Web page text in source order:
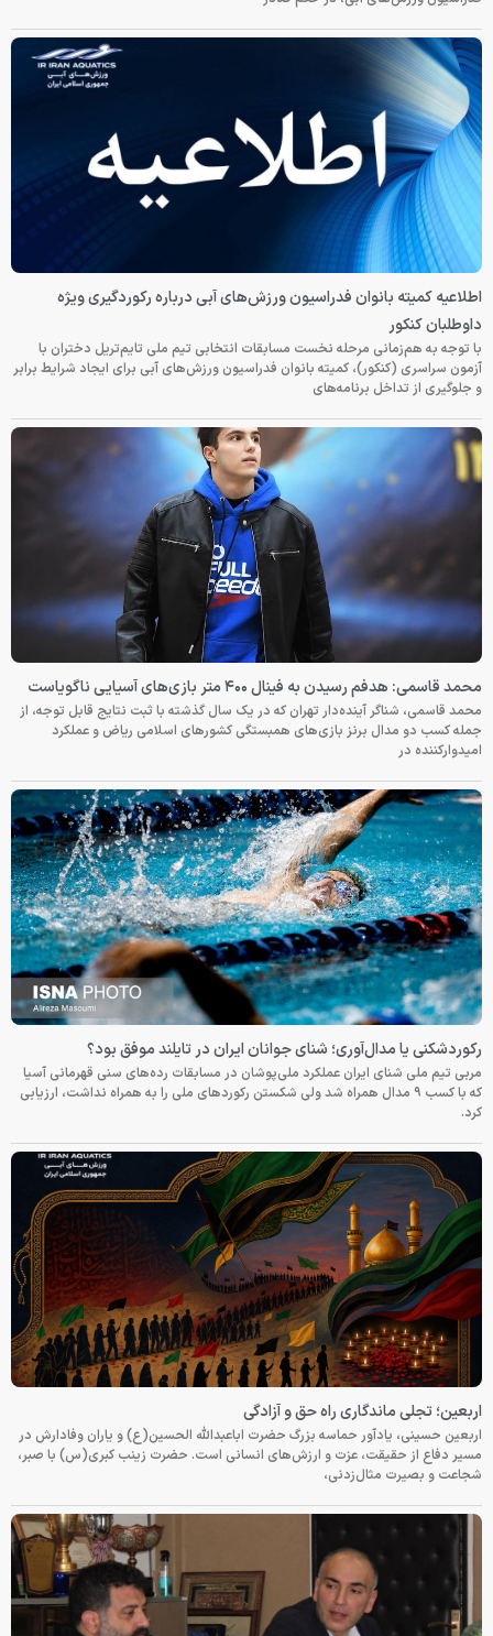
اطلاعیه کمیته بانوان فدراسیون ورزش‌های آبی درباره رکوردگیری ویژه
داوطلبان کنکور
با توجه به هم‌زمانی مرحله نخست مسابقات انتخابی تیم ملی تایم‌تریل دختران با
آزمون سراسری (کنکور)، کمیته بانوان فدراسیون ورزش‌های آبی برای ایجاد شرایط برابر
و جلوگیری از تداخل برنامه‌های
محمد قاسمی: هدفم رسیدن به فینال ۴۰۰ متر بازی‌های آسیایی ناگویاست
محمد قاسمی، شناگر آینده‌دار تهران که در یک سال گذشته با ثبت نتایج قابل توجه، از
جمله کسب دو مدال برنز بازی‌های همبستگی کشورهای اسلامی ریاض و عملکرد
امیدوارکننده در
رکوردشکنی یا مدال‌آوری؛ شنای جوانان ایران در تایلند موفق بود؟
مربی تیم ملی شنای ایران عملکرد ملی‌پوشان در مسابقات رده‌های سنی قهرمانی آسیا
که با کسب ۹ مدال همراه شد ولی شکستن رکوردهای ملی را به همراه نداشت، ارزیابی
کرد.
اربعین؛ تجلی ماندگاری راه حق و آزادگی
اربعین حسینی، یادآور حماسه بزرگ حضرت اباعبدالله الحسین(ع) و یاران وفادارش در
مسیر دفاع از حقیقت، عزت و ارزش‌های انسانی است. حضرت زینب کبری(س) با صبر،
شجاعت و بصیرت مثال‌زدنی،